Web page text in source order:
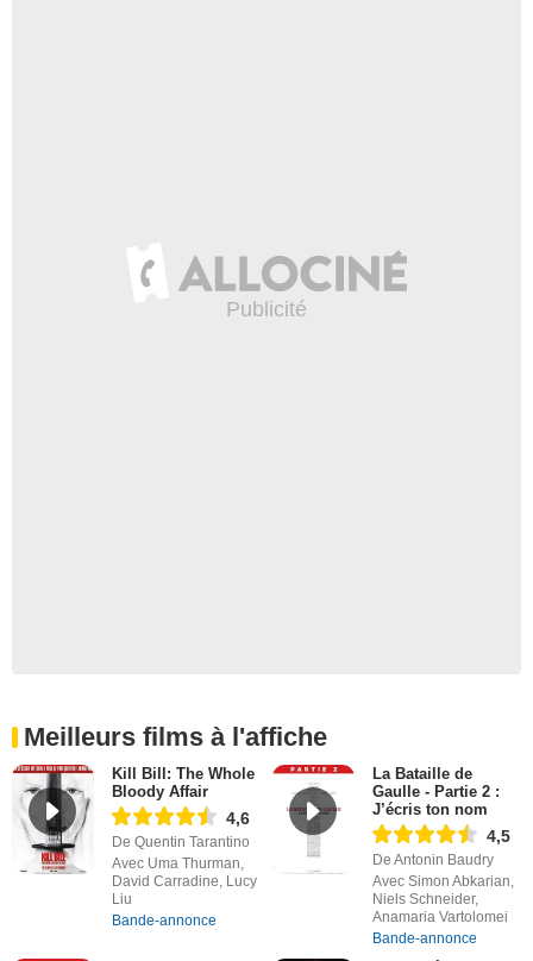
Meilleurs films à l'affiche
Kill Bill: The Whole
Bloody Affair
4,6
De Quentin Tarantino
Avec Uma Thurman,
David Carradine, Lucy
Liu
Bande-annonce
La Bataille de
Gaulle - Partie 2 :
J’écris ton nom
4,5
De Antonin Baudry
Avec Simon Abkarian,
Niels Schneider,
Anamaria Vartolomei
Bande-annonce